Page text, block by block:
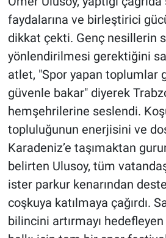
faydalarına ve birleştirici
dikkat çekti. Genç nesillerin
yönlendirilmesi gerektiğini
atlet, "Spor yapan toplumlar
güvenle bakar" diyerek
hemşehrilerine seslendi.
topluluğunun enerjisini ve
Karadeniz’e taşımaktan
belirten Ulusoy, tüm
ister parkur kenarından
coşkuya katılmaya çağırdı.
bilincini artırmayı